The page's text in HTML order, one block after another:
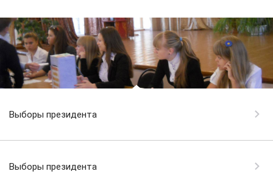
Выборы президента
Выборы президента